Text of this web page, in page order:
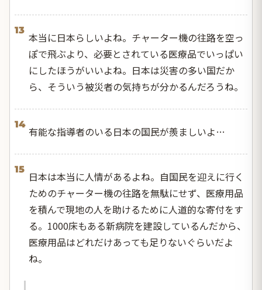
13
本当に日本らしいよね。チャーター機の往路を空っ
ぽで飛ぶより、必要とされている医療品でいっぱい
にしたほうがいいよね。日本は災害の多い国だか
ら、そういう被災者の気持ちが分かるんだろうね。
14
有能な指導者のいる日本の国民が羨ましいよ…
15
日本は本当に人情があるよね。自国民を迎えに行く
ためのチャーター機の往路を無駄にせず、医療用品
を積んで現地の人を助けるために人道的な寄付をす
る。1000床もある新病院を建設しているんだから、
医療用品はどれだけあっても足りないぐらいだよ
ね。